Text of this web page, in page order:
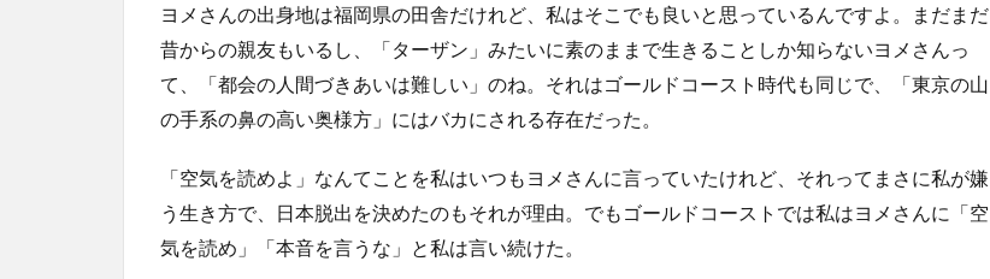
ヨメさんの出身地は福岡県の田舎だけれど、私はそこでも良いと思っているんですよ。まだまだ
昔からの親友もいるし、「ターザン」みたいに素のままで生きることしか知らないヨメさんっ
て、「都会の人間づきあいは難しい」のね。それはゴールドコースト時代も同じで、「東京の山
の手系の鼻の高い奥様方」にはバカにされる存在だった。
「空気を読めよ」なんてことを私はいつもヨメさんに言っていたけれど、それってまさに私が嫌
う生き方で、日本脱出を決めたのもそれが理由。でもゴールドコーストでは私はヨメさんに「空
気を読め」「本音を言うな」と私は言い続けた。